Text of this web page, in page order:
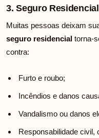
3. Seguro Residencial
Muitas pessoas deixam
seguro residencial torna-
contra:
Furto e roubo;
Incêndios e danos
Vandalismo ou danos
Responsabilidade civil,